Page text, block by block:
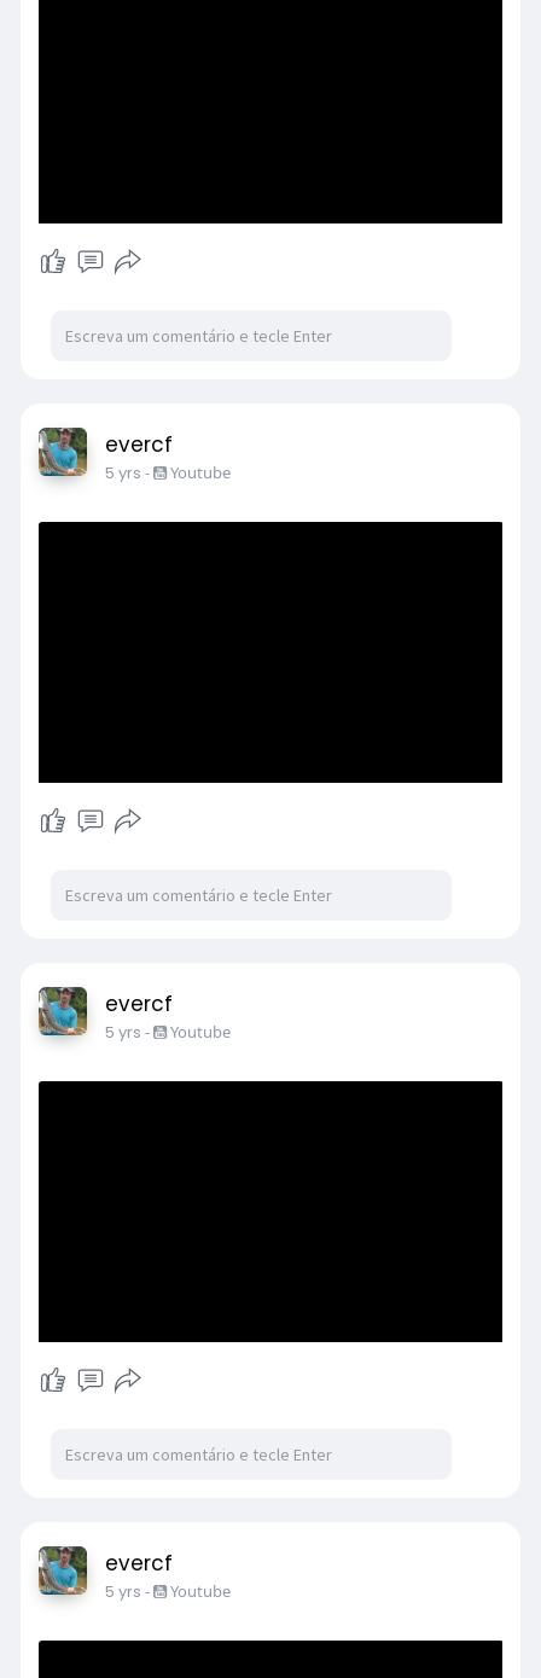
evercf
5 yrs - Youtube
evercf
5 yrs - Youtube
evercf
5 yrs - Youtube